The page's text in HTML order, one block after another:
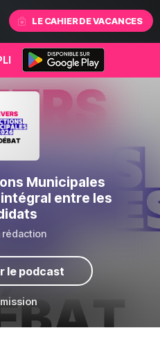
LE CAHIER DE VACANCES
Municipales
intégral entre les
rédaction
le podcast